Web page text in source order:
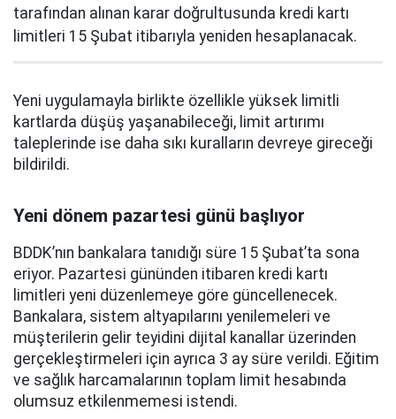
tarafından alınan karar doğrultusunda kredi kartı
limitleri 15 Şubat itibarıyla yeniden hesaplanacak.
Yeni uygulamayla birlikte özellikle yüksek limitli
kartlarda düşüş yaşanabileceği, limit artırımı
taleplerinde ise daha sıkı kuralların devreye gireceği
bildirildi.
Yeni dönem pazartesi günü başlıyor
BDDK’nın bankalara tanıdığı süre 15 Şubat’ta sona
eriyor. Pazartesi gününden itibaren kredi kartı
limitleri yeni düzenlemeye göre güncellenecek.
Bankalara, sistem altyapılarını yenilemeleri ve
müşterilerin gelir teyidini dijital kanallar üzerinden
gerçekleştirmeleri için ayrıca 3 ay süre verildi. Eğitim
ve sağlık harcamalarının toplam limit hesabında
olumsuz etkilenmemesi istendi.